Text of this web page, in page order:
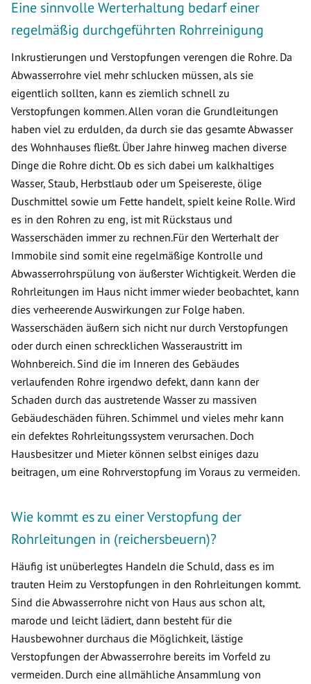
Eine sinnvolle Werterhaltung bedarf einer
regelmäßig durchgeführten Rohrreinigung
Inkrustierungen und Verstopfungen verengen die Rohre. Da
Abwasserrohre viel mehr schlucken müssen, als sie
eigentlich sollten, kann es ziemlich schnell zu
Verstopfungen kommen. Allen voran die Grundleitungen
haben viel zu erdulden, da durch sie das gesamte Abwasser
des Wohnhauses fließt. Über Jahre hinweg machen diverse
Dinge die Rohre dicht. Ob es sich dabei um kalkhaltiges
Wasser, Staub, Herbstlaub oder um Speisereste, ölige
Duschmittel sowie um Fette handelt, spielt keine Rolle. Wird
es in den Rohren zu eng, ist mit Rückstaus und
Wasserschäden immer zu rechnen.Für den Werterhalt der
Immobile sind somit eine regelmäßige Kontrolle und
Abwasserrohrspülung von äußerster Wichtigkeit. Werden die
Rohrleitungen im Haus nicht immer wieder beobachtet, kann
dies verheerende Auswirkungen zur Folge haben.
Wasserschäden äußern sich nicht nur durch Verstopfungen
oder durch einen schrecklichen Wasseraustritt im
Wohnbereich. Sind die im Inneren des Gebäudes
verlaufenden Rohre irgendwo defekt, dann kann der
Schaden durch das austretende Wasser zu massiven
Gebäudeschäden führen. Schimmel und vieles mehr kann
ein defektes Rohrleitungssystem verursachen. Doch
Hausbesitzer und Mieter können selbst einiges dazu
beitragen, um eine Rohrverstopfung im Voraus zu vermeiden.
Wie kommt es zu einer Verstopfung der
Rohrleitungen in (reichersbeuern)?
Häufig ist unüberlegtes Handeln die Schuld, dass es im
trauten Heim zu Verstopfungen in den Rohrleitungen kommt.
Sind die Abwasserrohre nicht von Haus aus schon alt,
marode und leicht lädiert, dann besteht für die
Hausbewohner durchaus die Möglichkeit, lästige
Verstopfungen der Abwasserrohre bereits im Vorfeld zu
vermeiden. Durch eine allmähliche Ansammlung von